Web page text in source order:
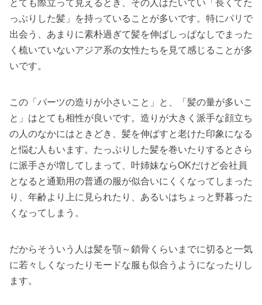
とても際立って見えるとき、その人はたいてい「長くてた
っぷりした髪」を持っていることが多いです。特にパリで
出会う、あまりに素朴過ぎて髪を伸ばしっぱなしでまった
く梳いていないアジア系の女性たちを見て感じることが多
いです。
この「パーツの造りが小さいこと」と、「髪の量が多いこ
と」はとても相性が良いです。造りが大きく派手な顔立ち
の人のなかにはときどき、髪を伸ばすと老けた印象になる
と悩む人もいます。たっぷりした髪を巻いたりするとさら
に派手さが増してしまって、叶姉妹ならOKだけど会社員
となると通勤用の普通の服が似合いにくくなってしまった
り、年齢より上に見られたり、あるいはちょっと野暮った
くなってしまう。
だからそういう人は髪を顎～鎖骨くらいまでに切ると一気
に若々しくなったりモードな服も似合うようになったりし
ます。